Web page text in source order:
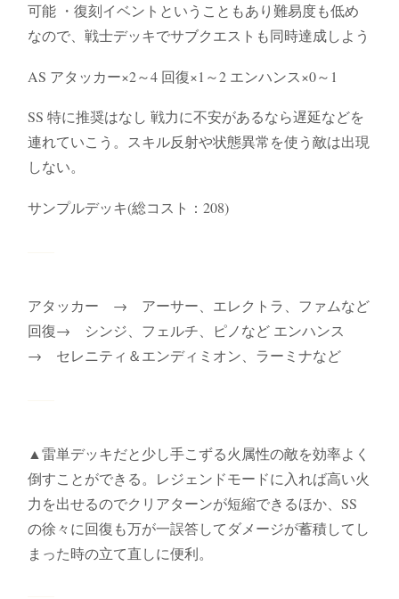
可能 ・復刻イベントということもあり難易度も低め
なので、戦士デッキでサブクエストも同時達成しよう
AS アタッカー×2～4 回復×1～2 エンハンス×0～1
SS 特に推奨はなし 戦力に不安があるなら遅延などを
連れていこう。スキル反射や状態異常を使う敵は出現
しない。
サンプルデッキ(総コスト：208)
アタッカー → アーサー、エレクトラ、ファムなど
回復→ シンジ、フェルチ、ピノなど エンハンス
→ セレニティ＆エンディミオン、ラーミナなど
▲雷単デッキだと少し手こずる火属性の敵を効率よく
倒すことができる。レジェンドモードに入れば高い火
力を出せるのでクリアターンが短縮できるほか、SS
の徐々に回復も万が一誤答してダメージが蓄積してし
まった時の立て直しに便利。